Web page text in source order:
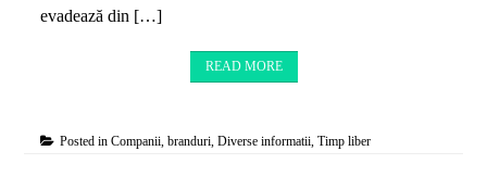
evadează din […]
READ MORE
Posted inCompanii, branduri,Diverse informatii,Timp liber